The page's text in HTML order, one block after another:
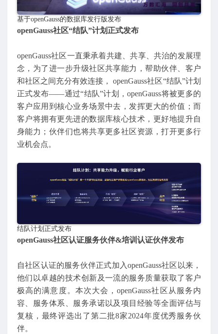
基于openGauss的数据库发行版发布
openGauss社区“结队”计划正式发布
openGauss社区一直秉承着共建、共享、共治的发展理
念，为了进一步升级社区共享能力，帮助伙伴、客户
和社区之间充分有效连接， openGauss社区“结队”计划
正式发布——通过“结队”计划，openGauss将被更多的
客户应用到核心业务场景中去，发挥更大的价值；而
客户将拥有更先进的数据库核心技术，更好地提升自
身能力；伙伴们也将共享更多社区资源，打开更多行
业机会点。
结队计划正式发布
openGauss社区认证服务伙伴&培训认证伙伴发布
自社区认证的服务伙伴正式加入openGauss社区以来，
他们以卓越的技术创新及一流的服务质量获取了客户
极高的满意度。本次大会，openGauss社区从服务内
容、服务体系、服务承诺以及项目经验等全面评估与
复核，最终评选出了第二批8家2024年度优秀服务伙
伴。